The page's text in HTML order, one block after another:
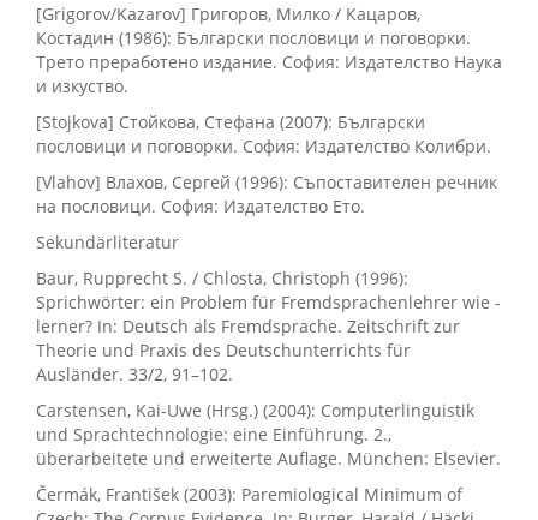
[Grigorov/Kazarov] Григоров, Милко / Кацаров,
Костадин (1986): Български пословици и поговорки.
Трето преработено издание. София: Издателство Наука
и изкуство.
[Stojkova] Стойкова, Стефана (2007): Български
пословици и поговорки. София: Издателство Колибри.
[Vlahov] Влахов, Сергей (1996): Съпоставителен речник
на пословици. София: Издателство Ето.
Sekundärliteratur
Baur, Rupprecht S. / Chlosta, Christoph (1996):
Sprichwörter: ein Problem für Fremdsprachenlehrer wie -
lerner? In: Deutsch als Fremdsprache. Zeitschrift zur
Theorie und Praxis des Deutschunterrichts für
Ausländer. 33/2, 91–102.
Carstensen, Kai-Uwe (Hrsg.) (2004): Computerlinguistik
und Sprachtechnologie: eine Einführung. 2.,
überarbeitete und erweiterte Auflage. München: Elsevier.
Čermák, František (2003): Paremiological Minimum of